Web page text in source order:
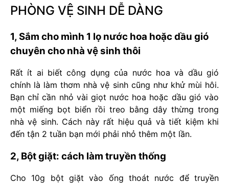
PHÒNG VỆ SINH DỄ DÀNG
1, Sắm cho mình 1 lọ nước hoa hoặc dầu gió
chuyên cho nhà vệ sinh thôi
Rất ít ai biết công dụng của nước hoa và dầu gió
chính là làm thơm nhà vệ sinh cũng như khử mùi hôi.
Bạn chỉ cần nhỏ vài giọt nước hoa hoặc dầu gió vào
một miếng bọt biển rồi treo bằng dây thừng trong
nhà vệ sinh. Cách này rất hiệu quả và tiết kiệm khi
đến tận 2 tuần bạn mới phải nhỏ thêm một lần.
2, Bột giặt: cách làm truyền thống
Cho 10g bột giặt vào ống thoát nước để truyền